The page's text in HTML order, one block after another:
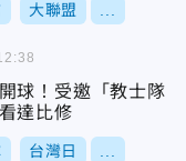
大聯盟
球！受邀「教士隊
達比修
台灣日